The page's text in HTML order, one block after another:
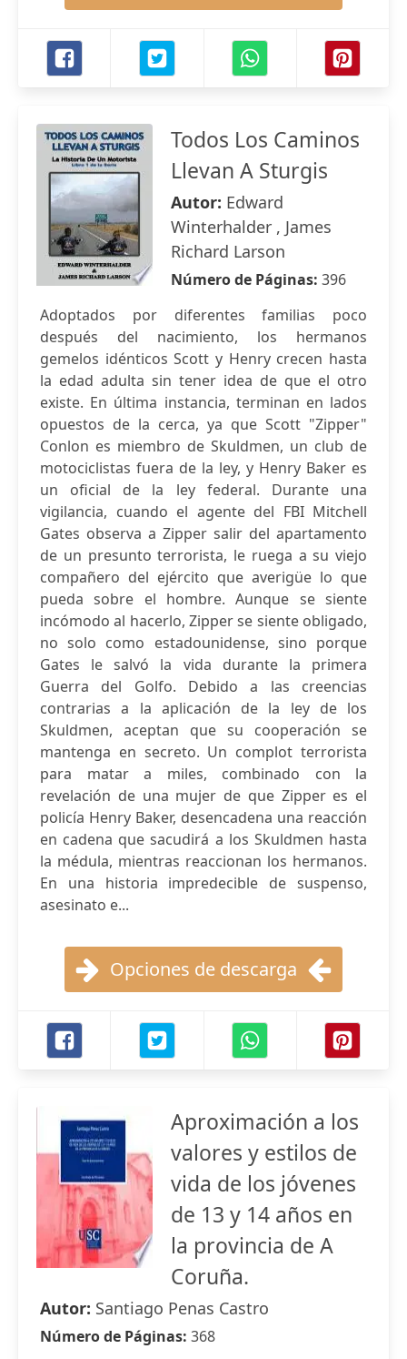
Todos Los Caminos
Llevan A Sturgis
Autor: Edward
Winterhalder , James
Richard Larson
Número de Páginas: 396
Adoptados por diferentes familias poco
después del nacimiento, los hermanos
gemelos idénticos Scott y Henry crecen hasta
la edad adulta sin tener idea de que el otro
existe. En última instancia, terminan en lados
opuestos de la cerca, ya que Scott "Zipper"
Conlon es miembro de Skuldmen, un club de
motociclistas fuera de la ley, y Henry Baker es
un oficial de la ley federal. Durante una
vigilancia, cuando el agente del FBI Mitchell
Gates observa a Zipper salir del apartamento
de un presunto terrorista, le ruega a su viejo
compañero del ejército que averigüe lo que
pueda sobre el hombre. Aunque se siente
incómodo al hacerlo, Zipper se siente obligado,
no solo como estadounidense, sino porque
Gates le salvó la vida durante la primera
Guerra del Golfo. Debido a las creencias
contrarias a la aplicación de la ley de los
Skuldmen, aceptan que su cooperación se
mantenga en secreto. Un complot terrorista
para matar a miles, combinado con la
revelación de una mujer de que Zipper es el
policía Henry Baker, desencadena una reacción
en cadena que sacudirá a los Skuldmen hasta
la médula, mientras reaccionan los hermanos.
En una historia impredecible de suspenso,
asesinato e...
Opciones de descarga
Aproximación a los
valores y estilos de
vida de los jóvenes
de 13 y 14 años en
la provincia de A
Coruña.
Autor: Santiago Penas Castro
Número de Páginas: 368